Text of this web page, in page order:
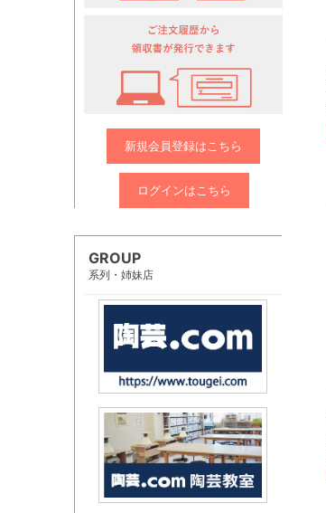
新規会員登録はこちら
ログインはこちら
GROUP
系列・姉妹店